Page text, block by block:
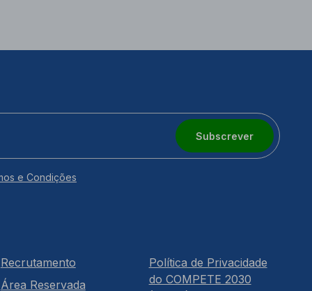
Subscrever
e Condições
Recrutamento
Área Reservada
Política de Privacidade
do COMPETE 2030